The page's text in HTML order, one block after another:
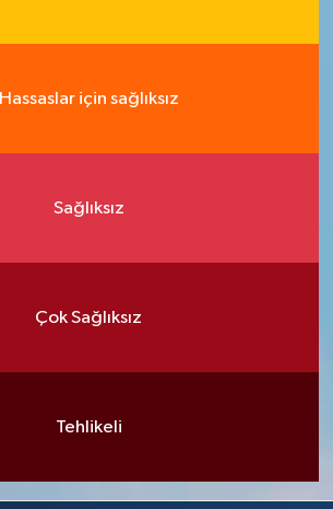
Hassaslar için sağlıksız
Sağlıksız
Çok Sağlıksız
Tehlikeli